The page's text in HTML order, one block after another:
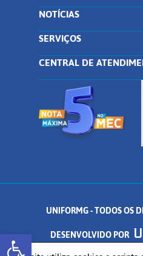
Abrir a barra de
NOTÍCIAS
SERVIÇOS
CENTRAL DE
UNIFORMG - TODOS OS
DESENVOLVIDO POR